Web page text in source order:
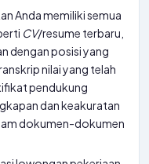
Anda memiliki semua
CV/resume terbaru,
dengan posisi yang
nilai yang telah
pendukung
dan keakuratan
dokumen-dokumen